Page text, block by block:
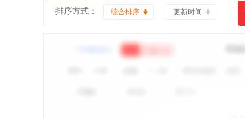
排序方式： 综合排序 更新时间